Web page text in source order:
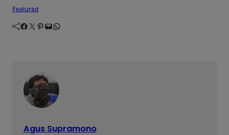
Featured
Facebook Twitter Pinterest Mail WhatsApp
Agus Supramono